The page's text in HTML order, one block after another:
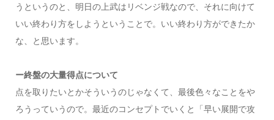
うというのと、明日の上武はリベンジ戦なので、それに向けて
いい終わり方をしようということで。いい終わり方ができたか
な、と思います。
ー終盤の大量得点について
点を取りたいとかそういうのじゃなくて、最後色々なことをや
ろうっていうので。最近のコンセプトでいくと「早い展開で攻